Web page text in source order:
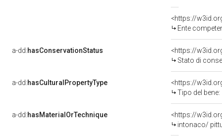
<https://
Ente competente
a-dd:hasConservationStatus
<https://
Stato di
a-dd:hasCulturalPropertyType
<https://
Tipo del
a-dd:hasMaterialOrTechnique
<https://
intonaco/